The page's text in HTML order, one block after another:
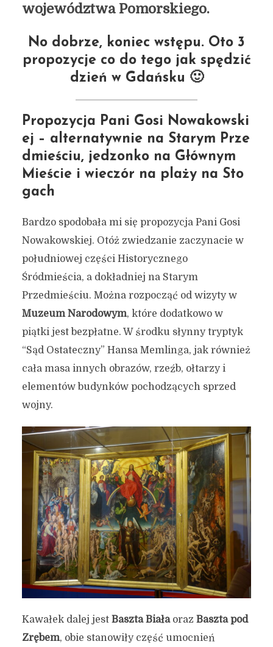
województwa Pomorskiego.
No dobrze, koniec wstępu. Oto 3
propozycje co do tego jak spędzić
dzień w Gdańsku 🙂
Propozycja Pani Gosi Nowakowski
ej – alternatywnie na Starym Prze
dmieściu, jedzonko na Głównym
Mieście i wieczór na plaży na Sto
gach
Bardzo spodobała mi się propozycja Pani Gosi
Nowakowskiej. Otóż zwiedzanie zaczynacie w
południowej części Historycznego
Śródmieścia, a dokładniej na Starym
Przedmieściu. Można rozpocząć od wizyty w
Muzeum Narodowym, które dodatkowo w
piątki jest bezpłatne. W środku słynny tryptyk
“Sąd Ostateczny” Hansa Memlinga, jak również
cała masa innych obrazów, rzeźb, ołtarzy i
elementów budynków pochodzących sprzed
wojny.
Kawałek dalej jest Baszta Białaoraz Baszta pod
Zrębem, obie stanowiły część umocnień